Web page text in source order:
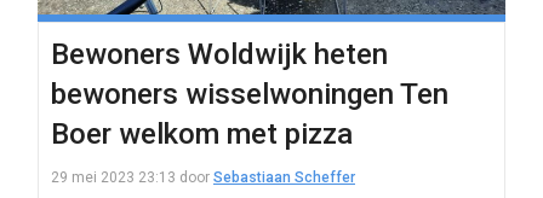
Bewoners Woldwijk heten
bewoners wisselwoningen Ten
Boer welkom met pizza
29 mei 2023 23:13 door Sebastiaan Scheffer